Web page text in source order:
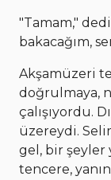
"Tamam,"
bakacağım,
Akşamüzeri
doğrulmaya,
çalışıyordu.
üzereydi.
gel, bir şeyler
tencere,